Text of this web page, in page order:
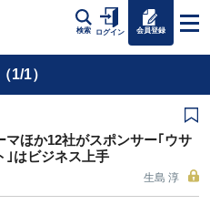
検索 ログイン 会員登録
1/1）
マほか12社がスポンサー｢ウサ
｣はビジネス上手
生島 淳